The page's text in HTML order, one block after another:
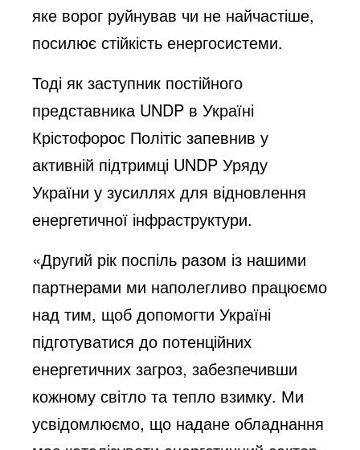
яке ворог руйнував чи не найчастіше,
посилює стійкість енергосистеми.
Тоді як заступник постійного
представника UNDP в Україні
Крістофорос Політіс запевнив у
активній підтримці UNDP Уряду
України у зусиллях для відновлення
енергетичної інфраструктури.
«Другий рік поспіль разом із нашими
партнерами ми наполегливо працюємо
над тим, щоб допомогти Україні
підготуватися до потенційних
енергетичних загроз, забезпечивши
кожному світло та тепло взимку. Ми
усвідомлюємо, що надане обладнання